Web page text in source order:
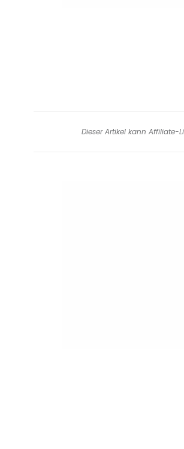
Dieser Artikel kann Affiliate-